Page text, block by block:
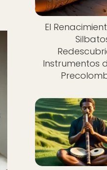
El
Instrumentos